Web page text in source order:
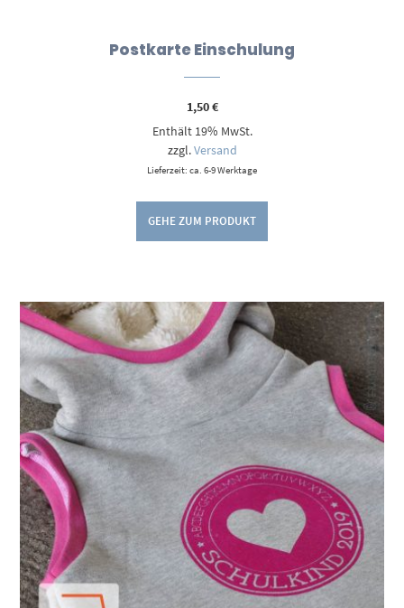
Postkarte Einschulung
1,50€
Enthält 19% MwSt.
zzgl.Versand
Lieferzeit: ca. 6-9 Werktage
GEHE ZUM PRODUKT